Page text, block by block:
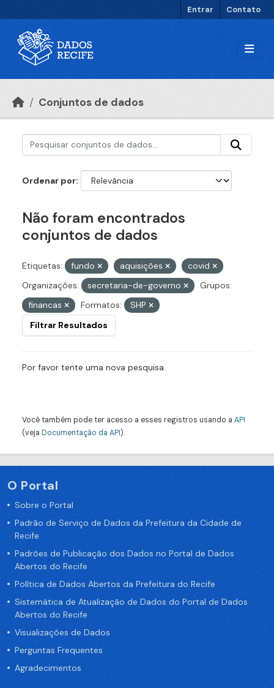
Entrar Contato
Conjuntos de dados
Ordenar por
Não foram encontrados
conjuntos de dados
Etiquetas: fundo aquisições
covid
Organizações:
secretaria-de-governo
Grupos:
financas
Formatos:
SHP
Filtrar Resultados
Por favor tente uma nova pesquisa.
Você também pode ter acesso a esses registros usando a API
(veja Documentação da API).
O Portal
Sobre o Portal
Padrão de Serviço de Dados da Prefeitura da Cidade de
Recife
Padrões de Publicação dos Dados no Portal de Dados
Abertos do Recife
Política de Dados Abertos da Prefeitura do Recife
Sistemática de Atualização de Dados do Portal de Dados
Abertos do Recife
Visualizações de Dados
Perguntas Frequentes
Agradecimentos